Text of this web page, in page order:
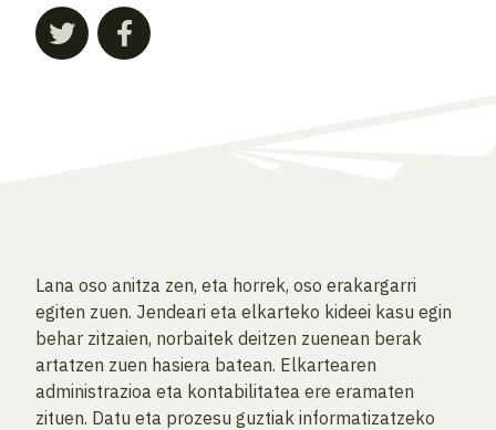
Lana oso anitza zen, eta horrek, oso erakargarri
egiten zuen. Jendeari eta elkarteko kideei kasu egin
behar zitzaien, norbaitek deitzen zuenean berak
artatzen zuen hasiera batean. Elkartearen
administrazioa eta kontabilitatea ere eramaten
zituen. Datu eta prozesu guztiak informatizatzeko